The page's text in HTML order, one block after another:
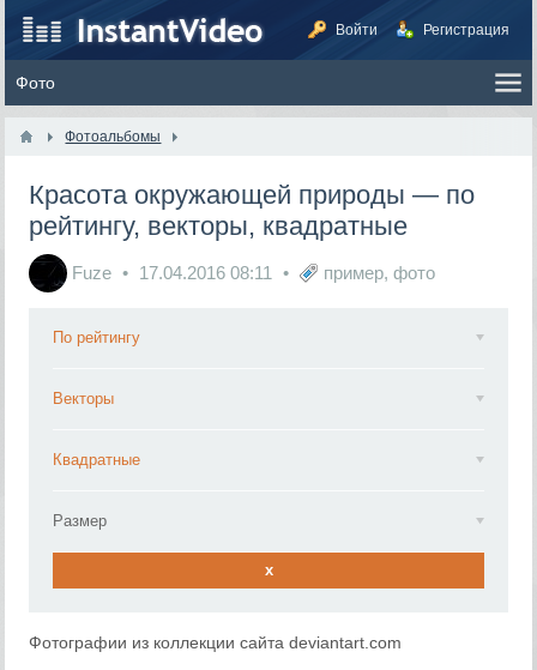
Войти Регистрация
Фотоальбомы
Красота окружающей природы — по
рейтингу, векторы, квадратные
Fuze 17.04.2016 08:11 пример,фото
По рейтингу
Векторы
Квадратные
Размер
x
Фотографии из коллекции сайта deviantart.com